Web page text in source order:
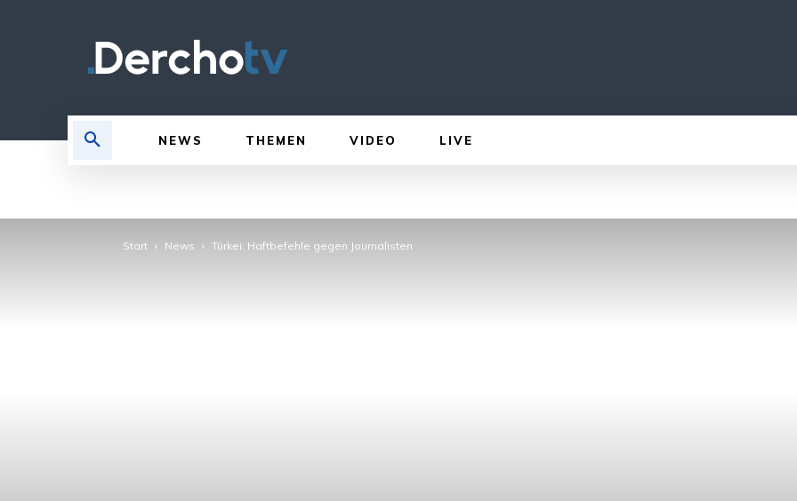
NEWS THEMEN VIDEO LIVE
Start News Türkei: Haftbefehle gegen Journalisten